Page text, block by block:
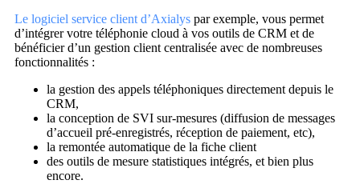
Le logiciel service client d’Axialys par exemple, vous permet
d’intégrer votre téléphonie cloud à vos outils de CRM et de
bénéficier d’un gestion client centralisée avec de nombreuses
fonctionnalités :
la gestion des appels téléphoniques directement depuis le
CRM,
la conception de SVI sur-mesures (diffusion de messages
d’accueil pré-enregistrés, réception de paiement, etc),
la remontée automatique de la fiche client
des outils de mesure statistiques intégrés, et bien plus
encore.